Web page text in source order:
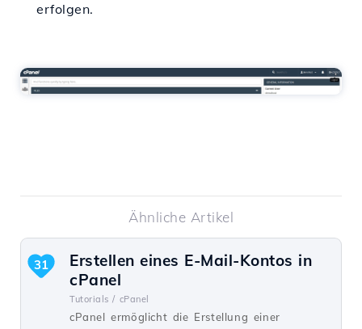
erfolgen.
Ähnliche Artikel
Erstellen eines E-Mail-Kontos in
cPanel
Tutorials / cPanel
cPanel ermöglicht die Erstellung einer
31